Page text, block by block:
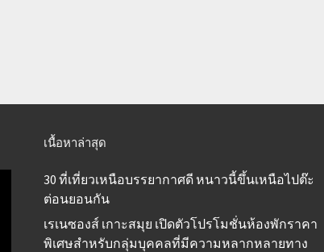
เนื้อหาล่าสุด
30 ที่เที่ยวเหนือบรรยากาศดี หนาวนี้ขึ้นเหนือไปต๊ะ
ต่อนยอนกัน
เรเนซองส์ เกาะสมุย เปิดตัวโปรโมชั่นห้องพักราคา
พิเศษสำหรับกลุ่มบุคคลที่มีความหลากหลายทาง